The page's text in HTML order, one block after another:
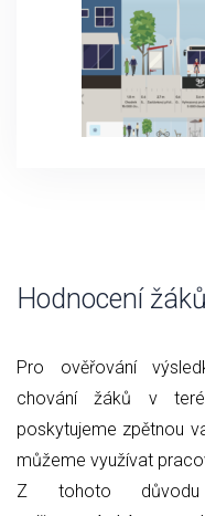
Hodnocení žáků
Pro ověřování
chování žáků v
poskytujeme zpětnou
můžeme využívat
Z tohoto důvodu